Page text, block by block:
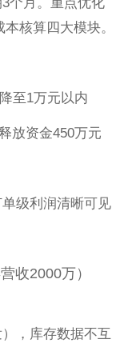
核算四大模块。
至1万元以内
放资金450万元
级利润清晰可见
收2000万）
，库存数据不互